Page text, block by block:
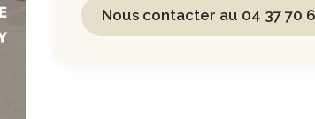
Nous contacter au 04 37 70